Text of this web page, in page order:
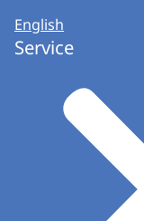
English
Service